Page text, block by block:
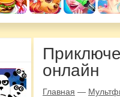
онлайн
Главная —